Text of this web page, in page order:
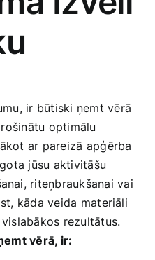
ir būtiski ​ņemt vērā⁢
optimālu
ar pareizā ⁣apģērba
jūsu aktivitāšu
​riteņbraukšanai vai
kāda veida⁢ materiāli
rezultātus.​
‍vērā, ir: